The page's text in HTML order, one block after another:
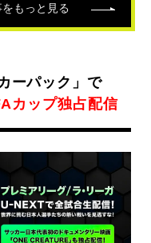
もっと見る
ーパック」で
カップ独占配信